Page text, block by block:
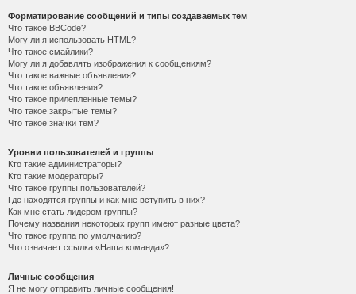
Форматирование сообщений и типы создаваемых тем
Что такое BBCode?
Могу ли я использовать HTML?
Что такое смайлики?
Могу ли я добавлять изображения к сообщениям?
Что такое важные объявления?
Что такое объявления?
Что такое прилепленные темы?
Что такое закрытые темы?
Что такое значки тем?
Уровни пользователей и группы
Кто такие администраторы?
Кто такие модераторы?
Что такое группы пользователей?
Где находятся группы и как мне вступить в них?
Как мне стать лидером группы?
Почему названия некоторых групп имеют разные цвета?
Что такое группа по умолчанию?
Что означает ссылка «Наша команда»?
Личные сообщения
Я не могу отправить личные сообщения!